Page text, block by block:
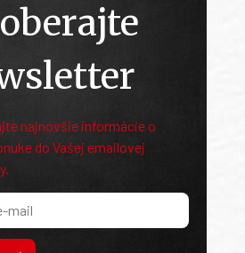
najnovšie informácie o
do Vašej emailovej